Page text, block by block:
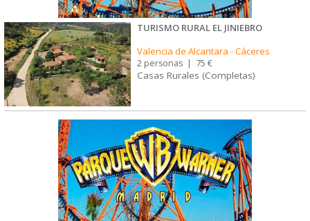
TURISMO RURAL EL JINIEBRO
Valencia de Alcantara -Cáceres
2 personas | 75 €
Casas Rurales (Completas)